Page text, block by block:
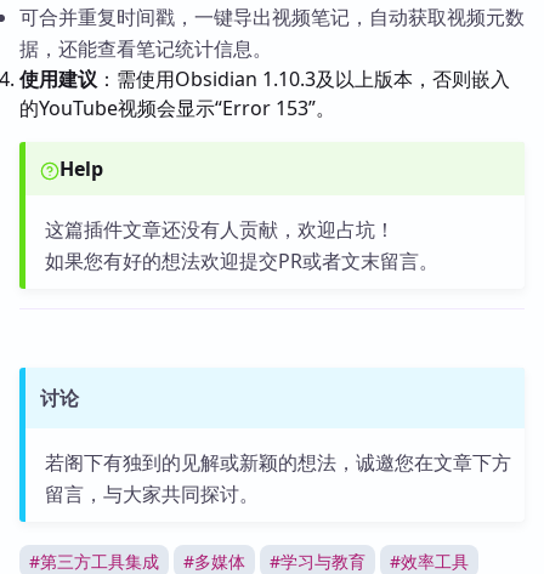
可合并重复时间戳，一键导出视频笔记，自动获取视频元数
据，还能查看笔记统计信息。
使用建议 ：需使用Obsidian 1.10.3及以上版本，否则嵌入
的YouTube视频会显示“Error 153”。
Help
这篇插件文章还没有人贡献，欢迎占坑！
如果您有好的想法欢迎提交PR或者文末留言。
讨论
若阁下有独到的见解或新颖的想法，诚邀您在文章下方
留言，与大家共同探讨。
#第三方工具集成 #多媒体 #学习与教育 #效率工具